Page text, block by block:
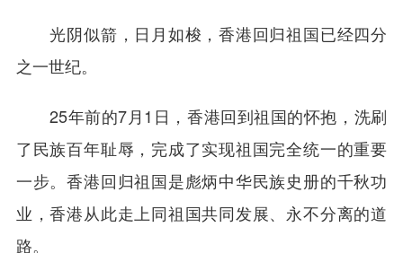
光阴似箭，日月如梭，香港回归祖国已经四分
之一世纪。
25年前的7月1日，香港回到祖国的怀抱，洗刷
了民族百年耻辱，完成了实现祖国完全统一的重要
一步。香港回归祖国是彪炳中华民族史册的千秋功
业，香港从此走上同祖国共同发展、永不分离的道
路。